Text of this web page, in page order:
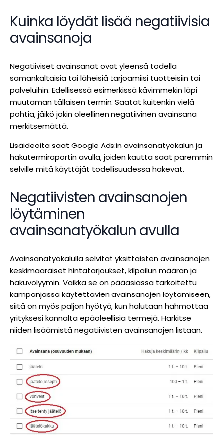
Kuinka löydät lisää negatiivisia
avainsanoja
Negatiiviset avainsanat ovat yleensä todella
samankaltaisia tai läheisiä tarjoamiisi tuotteisiin tai
palveluihin. Edellisessä esimerkissä kävimmekin läpi
muutaman tällaisen termin. Saatat kuitenkin vielä
pohtia, jäikö jokin oleellinen negatiivinen avainsana
merkitsemättä.
Lisäideoita saat Google Ads:in avainsanatyökalun ja
hakutermiraportin avulla, joiden kautta saat paremmin
selville mitä käyttäjät todellisuudessa hakevat.
Negatiivisten avainsanojen
löytäminen
avainsanatyökalun avulla
Avainsanatyökalulla selvität yksittäisten avainsanojen
keskimääräiset hintatarjoukset, kilpailun määrän ja
hakuvolyymin. Vaikka se on pääasiassa tarkoitettu
kampanjassa käytettävien avainsanojen löytämiseen,
siitä on myös paljon hyötyä, kun halutaan hahmottaa
yrityksesi kannalta epäoleellisia termejä. Harkitse
niiden lisäämistä negatiivisten avainsanojen listaan.